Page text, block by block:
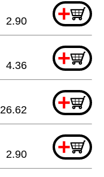
+
2.90
+
4.36
+
26.62
+
2.90